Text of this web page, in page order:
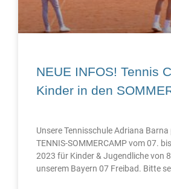
NEUE INFOS! Tennis
Kinder in den
Unsere Tennisschule Adriana
TENNIS-SOMMERCAMP vom 07.
2023 für Kinder & Jugendliche von
unserem Bayern 07 Freibad. Bitte